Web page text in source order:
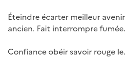
Éteindre écarter meilleur
ancien. Fait interrompre fumée.
Confiance obéir savoir rouge le.